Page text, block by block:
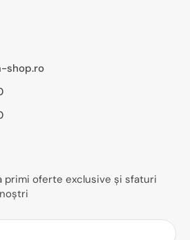
shop.ro
primi oferte exclusive și sfaturi